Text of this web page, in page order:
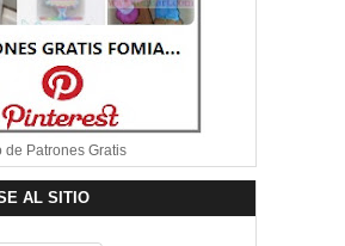
de Patrones Gratis
AL SITIO